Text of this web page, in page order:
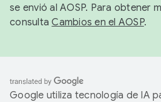
se envió al AOSP. Para obtener
consultaCambios en el AOSP.
Google utiliza tecnología de IA